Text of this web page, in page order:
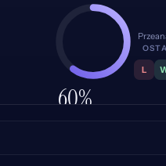
60%
L